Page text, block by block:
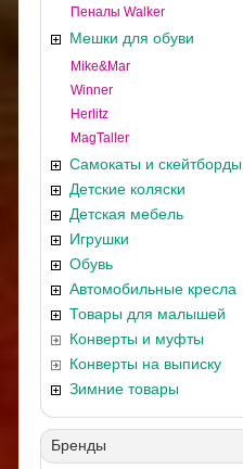
Пеналы Walker
Мешки для обуви
Mike&Mar
Winner
Herlitz
MagTaller
Самокаты и скейтборды
Детские коляски
Детская мебель
Игрушки
Обувь
Автомобильные кресла
Товары для малышей
Конверты и муфты
Конверты на выписку
Зимние товары
Бренды